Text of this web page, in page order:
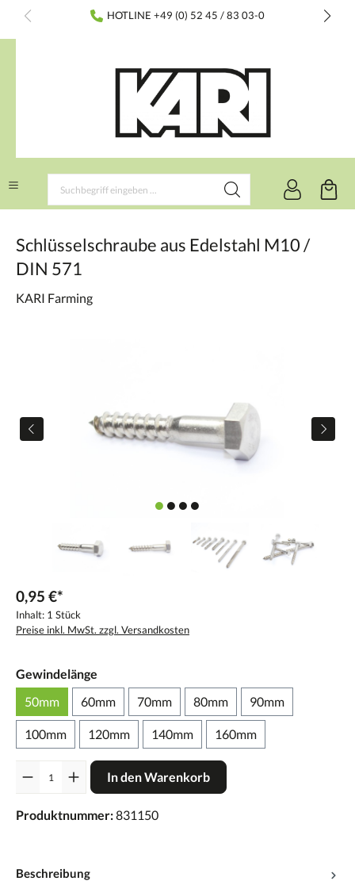
springen HOTLINE +49 (0) 52 45 / 83 03-0
Schlüsselschraube aus Edelstahl M10 /
DIN 571
KARI Farming
0,95 €*
Inhalt: 1 Stück
Preise inkl. MwSt. zzgl. Versandkosten
Gewindelänge
50mm
60mm 70mm 80mm 90mm
100mm 120mm 140mm 160mm
In den Warenkorb
Produktnummer:831150
Beschreibung